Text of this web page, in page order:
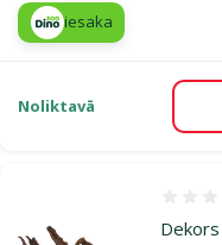
iesaka
Noliktavā
Dekors